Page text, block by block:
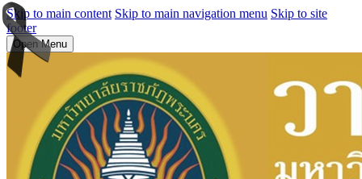
Skip to main content Skip to main navigation menu Skip to site
footer
Open Menu